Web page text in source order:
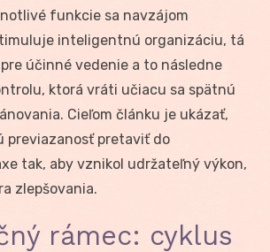
funkcie sa navzájom
inteligentnú organizáciu, tá
účinné vedenie a to následne
ktorá vráti učiacu sa spätnú
Cieľom článku je ukázať,
previazanosť pretaviť do
tak, aby vznikol udržateľný výkon,
zlepšovania.
rámec: cyklus